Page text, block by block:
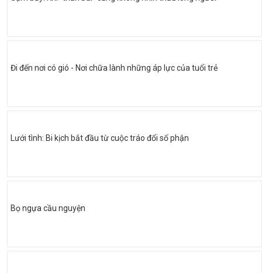
Đi đến nơi có gió - Nơi chữa lành những áp lực của tuổi trẻ
Lưới tình: Bi kịch bắt đầu từ cuộc tráo đổi số phận
Bọ ngựa cầu nguyện